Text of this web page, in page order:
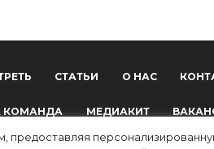
предоставляя
СТАТЬИ О НАС
КОМАНДА МЕДИАКИТ